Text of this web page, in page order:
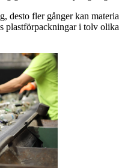
desto fler gånger kan
plastförpackningar i tolv